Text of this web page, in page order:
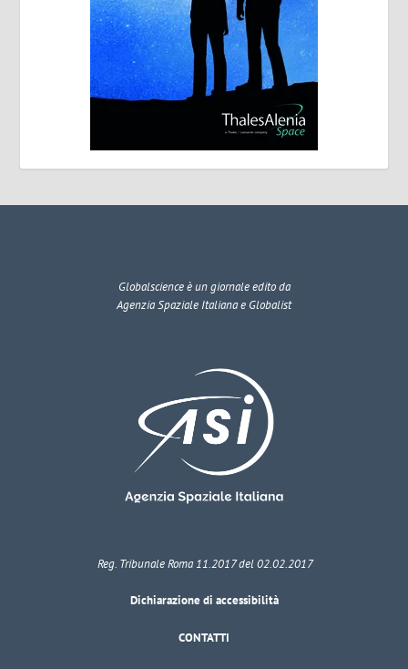
Globalscienceè un giornale edito da
Agenzia Spaziale Italiana e Globalist
Reg. Tribunale Roma 11.2017 del 02.02.2017
Dichiarazione di accessibilità
CONTATTI